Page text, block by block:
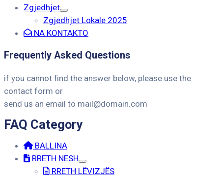
Zgjedhjet
Zgjedhjet Lokale 2025
NA KONTAKTO
Frequently Asked Questions
if you cannot find the answer below, please use the
contact form or
send us an email to mail@domain.com
FAQ Category
BALLINA
RRETH NESH
RRETH LËVIZJËS